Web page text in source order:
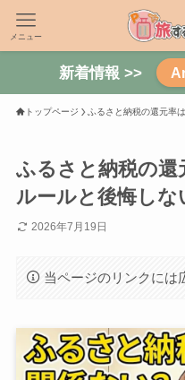
メニュー
新着情報 >>
トップページ ふるさと納税の還元率
ふるさと納税の還
ルールと後悔しな
2026年7月19日
当ページのリンクには